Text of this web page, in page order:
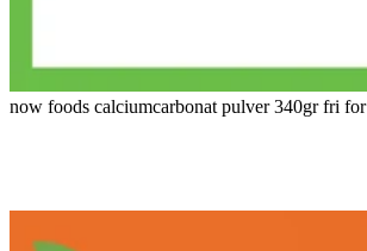
now foods calciumcarbonat pulver 340gr fri for